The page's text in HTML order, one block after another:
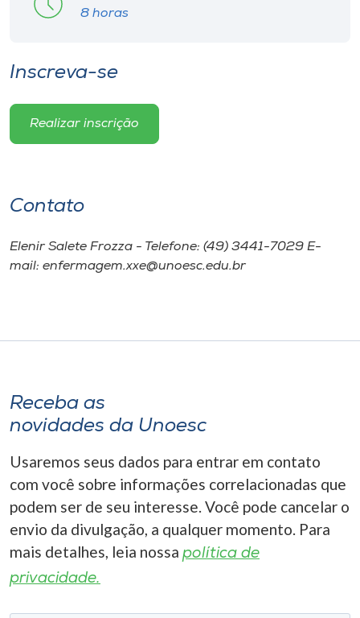
8 horas
Inscreva-se
Realizar inscrição
Contato
Elenir Salete Frozza - Telefone: (49) 3441-7029 E-
mail: enfermagem.xxe@unoesc.edu.br
Receba as
novidades da Unoesc
Usaremos seus dados para entrar em contato
com você sobre informações correlacionadas que
podem ser de seu interesse. Você pode cancelar o
envio da divulgação, a qualquer momento. Para
mais detalhes, leia nossa política de
privacidade.